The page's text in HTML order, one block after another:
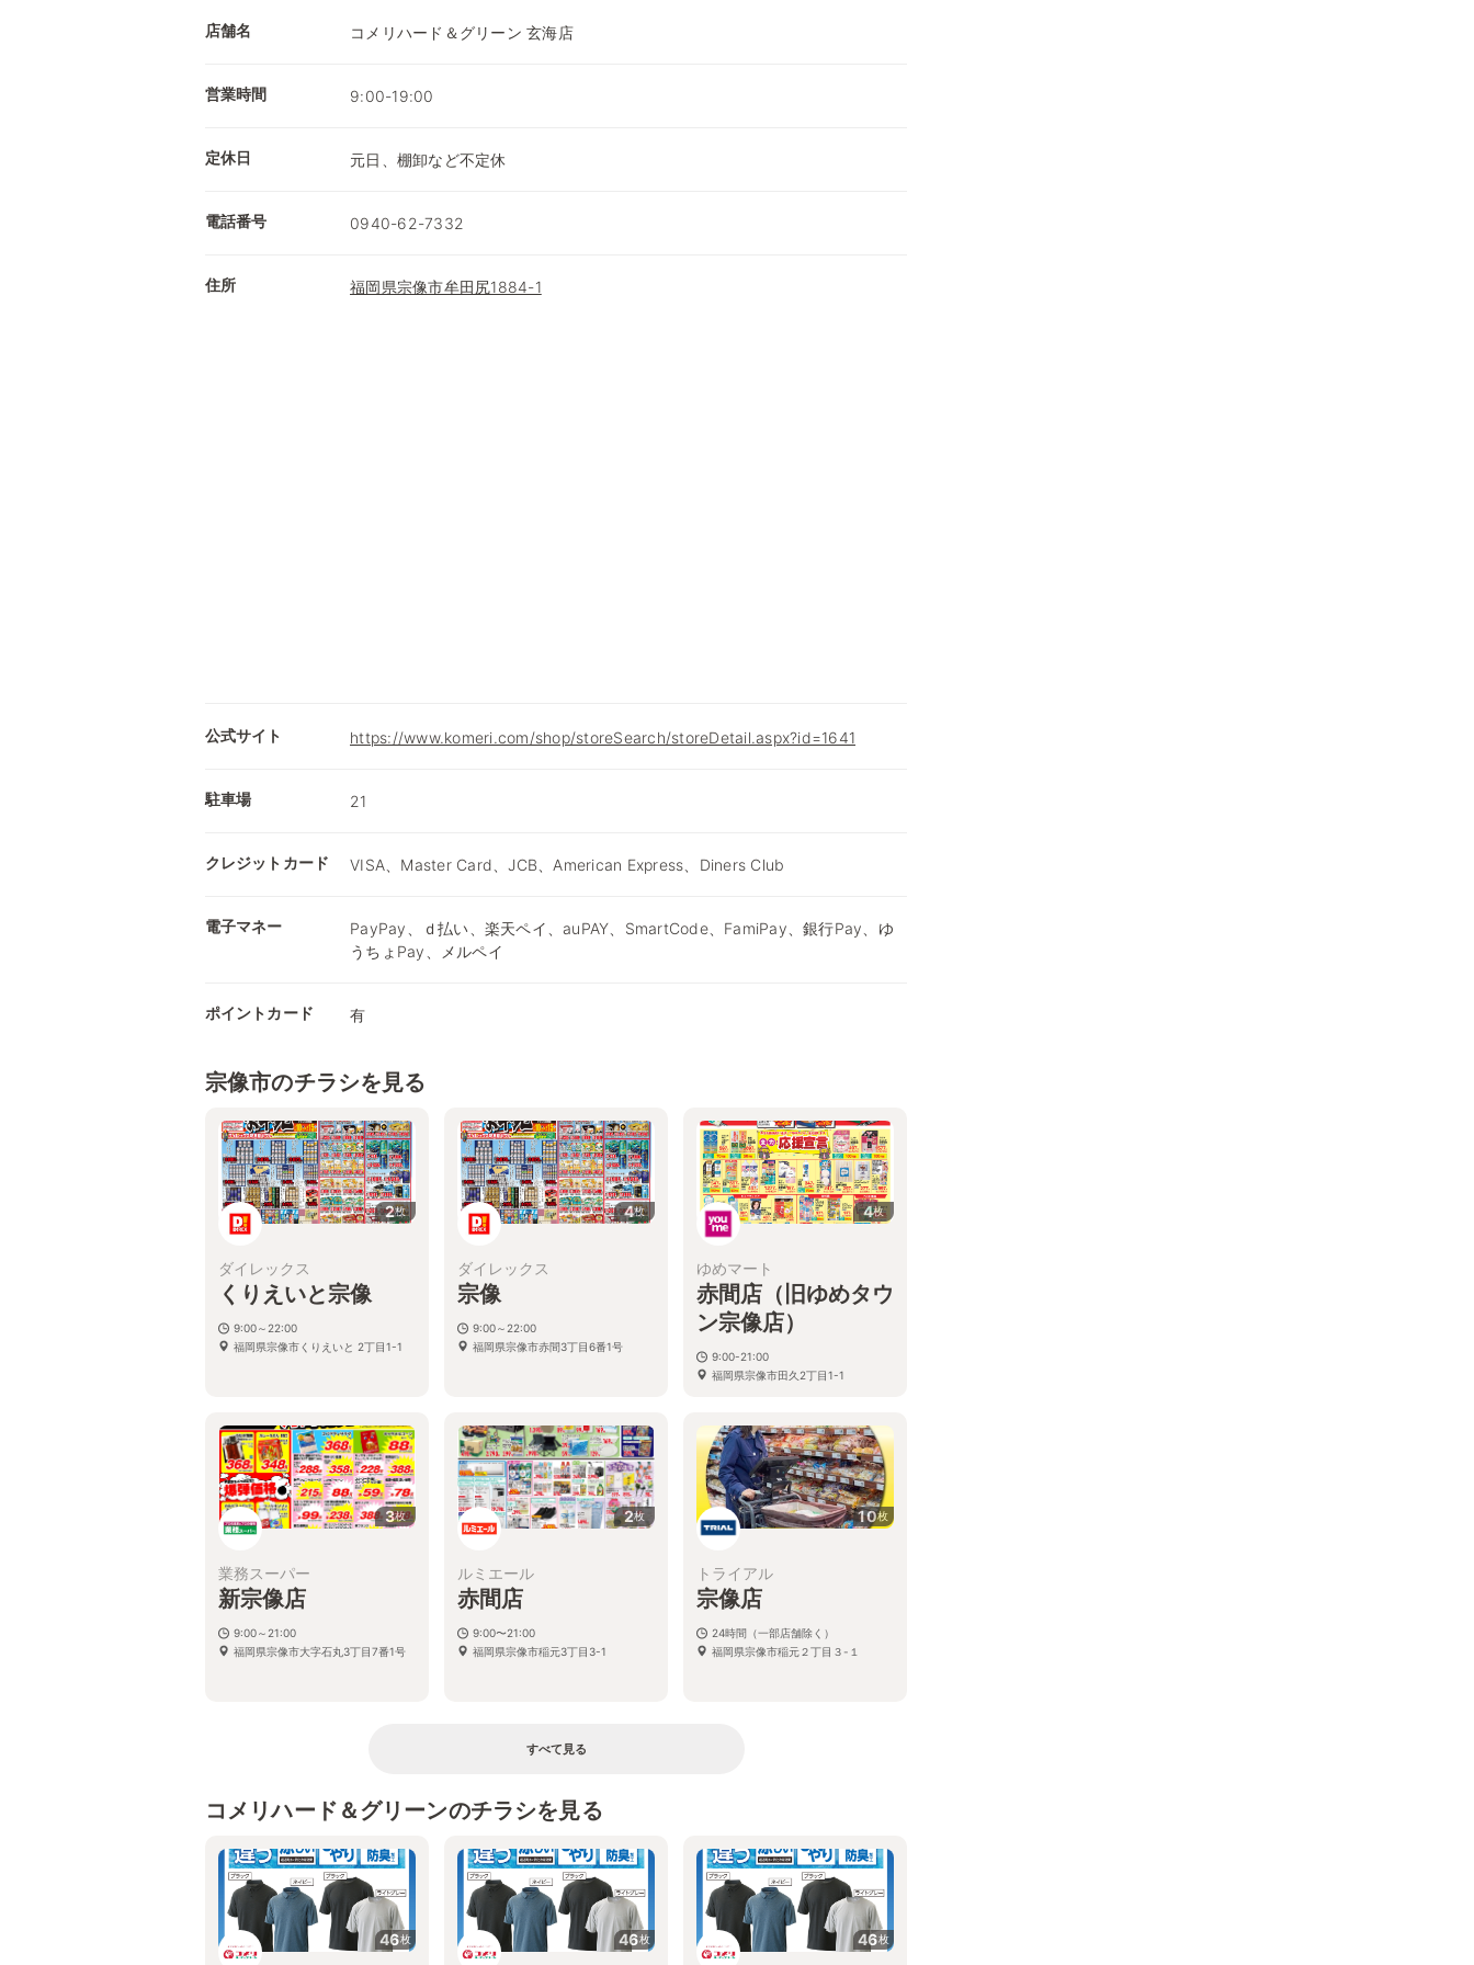
店舗名 コメリハード＆グリーン 玄海店
営業時間 9:00-19:00
定休日 元日、棚卸など不定休
電話番号 0940-62-7332
住所 福岡県宗像市牟田尻1884-1
公式サイト https://www.komeri.com/shop/storeSearch/storeDetail.aspx?id=1641
駐車場 21
クレジットカード VISA、Master Card、JCB、American Express、Diners Club
電子マネー
PayPay、ｄ払い、楽天ペイ、auPAY、SmartCode、FamiPay、銀行Pay、ゆ
うちょPay、メルペイ
ポイントカード 有
宗像市のチラシを見る
2枚
ダイレックス
くりえいと宗像
9:00～22:00
福岡県宗像市くりえいと 2丁目1-1
4枚
ダイレックス
宗像
9:00～22:00
福岡県宗像市赤間3丁目6番1号
4枚
ゆめマート
赤間店（旧ゆめタウ
ン宗像店）
9:00-21:00
福岡県宗像市田久2丁目1-1
3枚
業務スーパー
新宗像店
9:00～21:00
福岡県宗像市大字石丸3丁目7番1号
2枚
ルミエール
赤間店
9:00〜21:00
福岡県宗像市稲元3丁目3-1
10枚
トライアル
宗像店
24時間（一部店舗除く）
福岡県宗像市稲元２丁目３-１
すべて見る
コメリハード＆グリーンのチラシを見る
46枚 46枚 46枚